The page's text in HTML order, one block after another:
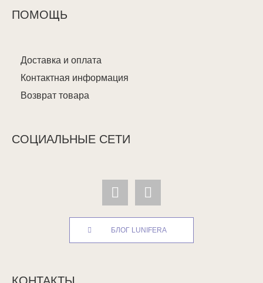
ПОМОЩЬ
Доставка и оплата
Контактная информация
Возврат товара
СОЦИАЛЬНЫЕ СЕТИ
БЛОГ LUNIFERA